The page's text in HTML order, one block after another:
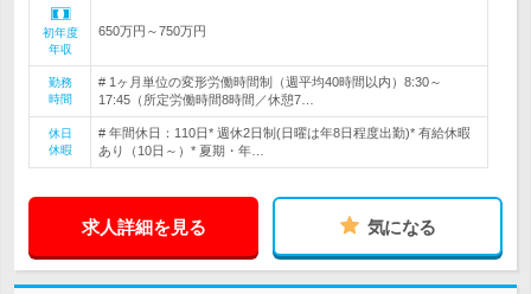
初年度
年収
650万円～750万円
勤務
時間
# 1ヶ月単位の変形労働時間制（週平均40時間以内）8:30～
17:45（所定労働時間8時間／休憩7…
休日
休暇
# 年間休日：110日* 週休2日制(日曜は年8日程度出勤)* 有給休暇
あり（10日～）* 夏期・年…
求人詳細を見る 気になる